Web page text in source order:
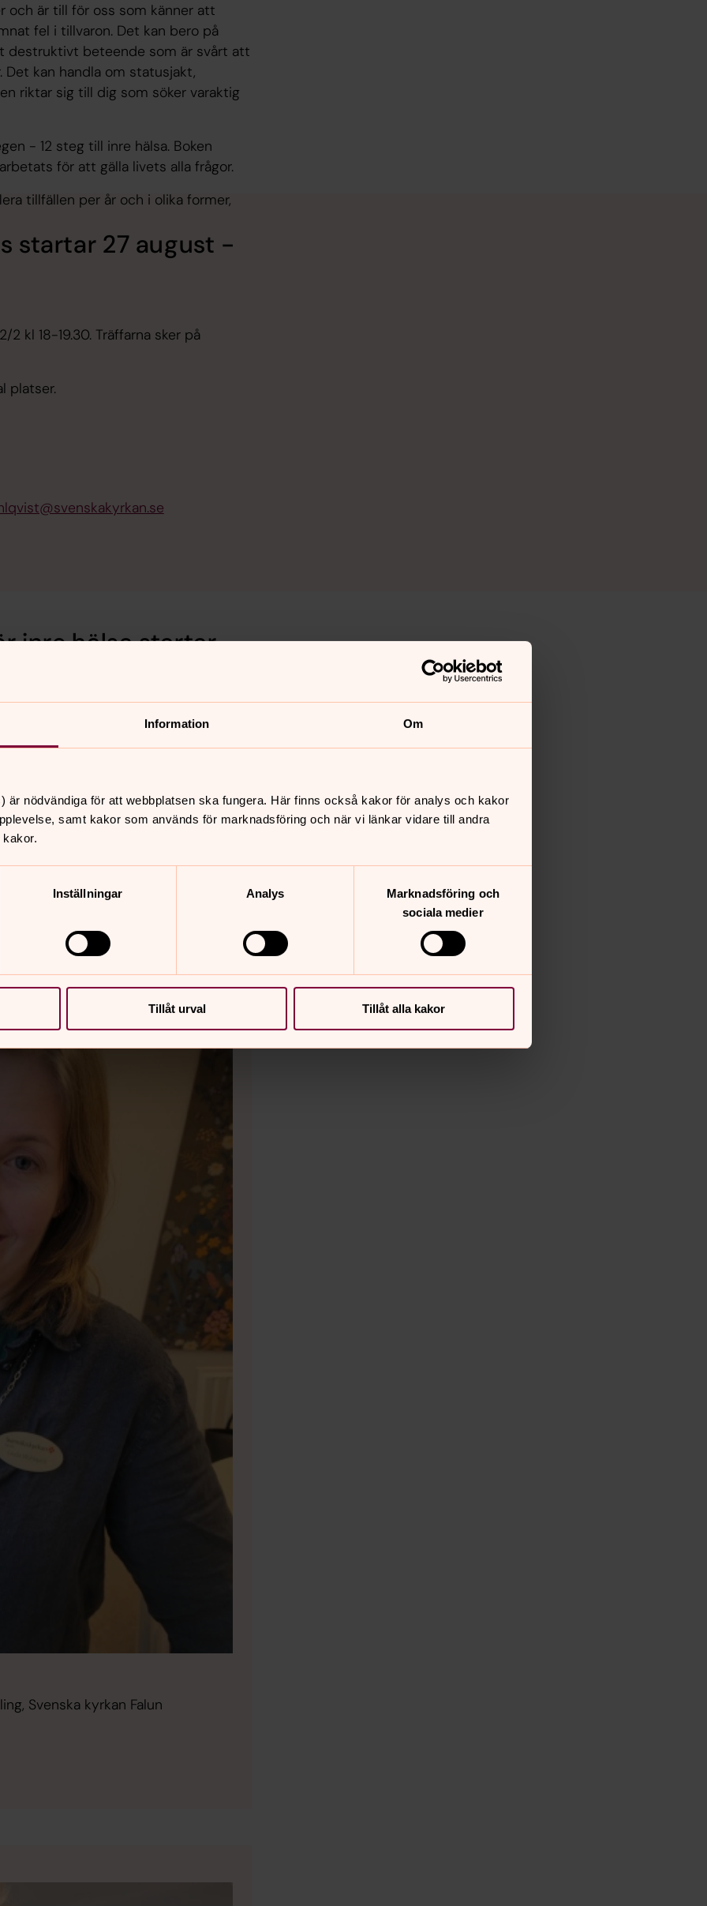
Information Om
är nödvändiga för att webbplatsen ska fungera. Här finns också kakor för analys och kakor
samt kakor som används för marknadsföring och när vi länkar vidare till andra
Inställningar Analys
Marknadsföring och
sociala medier
Tillåt urval Tillåt alla kakor
och är till för oss som känner att
fel i tillvaron. Det kan bero på
destruktivt beteende som är svårt att
kan handla om statusjakt,
riktar sig till dig som söker varaktig
- 12 steg till inre hälsa. Boken
för att gälla livets alla frågor.
tillfällen per år och i olika former,
startar 27 august -
kl 18-19.30. Träffarna sker på
platser.
inre hälsa startar
kurser.
eller
kontakta
Svenska kyrkan Falun